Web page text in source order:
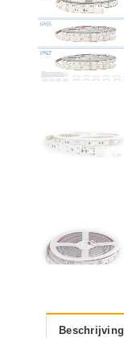
Beschrijving